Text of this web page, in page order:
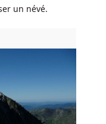
un névé.